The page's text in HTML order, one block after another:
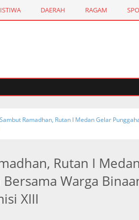
DAERAH RAGAM
Sambut Ramadhan, Rutan I Medan Gelar
Rutan I
Warga
XIII